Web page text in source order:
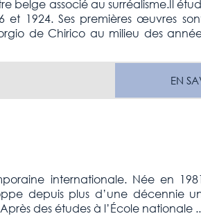
belge associé au surréalisme.Il
et 1924. Ses premières œuvres
de Chirico au milieu des
EN
internationale. Née en
depuis plus d’une décennie
des études à l’École nationale